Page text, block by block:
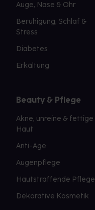
Auge, Nase & Ohr
Beruhigung, Schlaf &
Stress
Diabetes
Erkältung
Beauty & Pflege
Akne, unreine & fettige
Haut
Anti-Age
Augenpflege
Hautstraffende Pflege
Dekorative Kosmetik